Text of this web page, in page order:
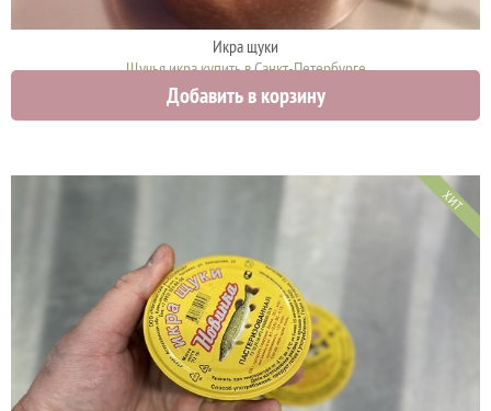
Икра щуки
Щучья икра купить в Санкт-Петербурге
4750 руб.
Добавить в корзину
ХИТ